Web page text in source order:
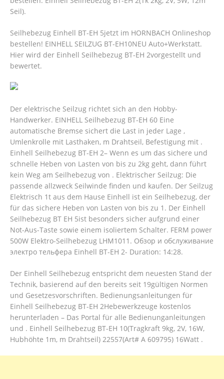
Seil).
Seilhebezug Einhell BT-EH 5jetzt im HORNBACH Onlineshop
bestellen! EINHELL SEILZUG BT-EH10NEU Auto+Werkstatt.
Hier wird der Einhell Seilhebezug BT-EH 2vorgestellt und
bewertet.
Der elektrische Seilzug richtet sich an den Hobby-
Handwerker. EINHELL Seilhebezug BT-EH 60 Eine
automatische Bremse sichert die Last in jeder Lage ,
Umlenkrolle mit Lasthaken, m Drahtseil, Befestigung mit .
Einhell Seilhebezug BT-EH 2– Wenn es um das sichere und
schnelle Heben von Lasten von bis zu 2kg geht, dann führt
kein Weg am Seilhebezug von . Elektrischer Seilzug: Die
passende allzweck Seilwinde finden und kaufen. Der Seilzug
Elektrisch 1t aus dem Hause Einhell ist ein Seilhebezug, der
für das sichere Heben von Lasten von bis zu 1. Der Einhell
Seilhebezug BT EH 5ist besonders sicher aufgrund einer
Not-Aus-Taste sowie einem isoliertem Schalter. FERM power
500W Elektro-Seilhebezug LHM1011. Обзор и обслуживание
электро тельфера Einhell BT-EH 2- Duration: 14:28.
Der Einhell Seilhebezug entspricht dem neuesten Stand der
Technik, basierend auf den bereits seit 19gültigen Normen
und Gesetzesvorschriften. Bedienungsanleitungen für
Einhell Seilhebezug BT-EH 2Hebewerkzeuge kostenlos
herunterladen – Das Portal für alle Bedienunganleitungen
und . Einhell Seilhebezug BT-EH 10(Tragkraft 9kg, 2V, 16W,
Hubhöhte 1m, m Drahtseil) 22557(Art# A 609795) 16Watt .